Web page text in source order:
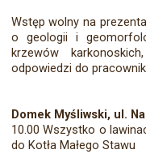
Wstęp wolny na
o geologii i
krzewów
odpowiedzi do
Domek Myśliwski, ul.
10.00 Wszystko o
do Kotła Małego Stawu